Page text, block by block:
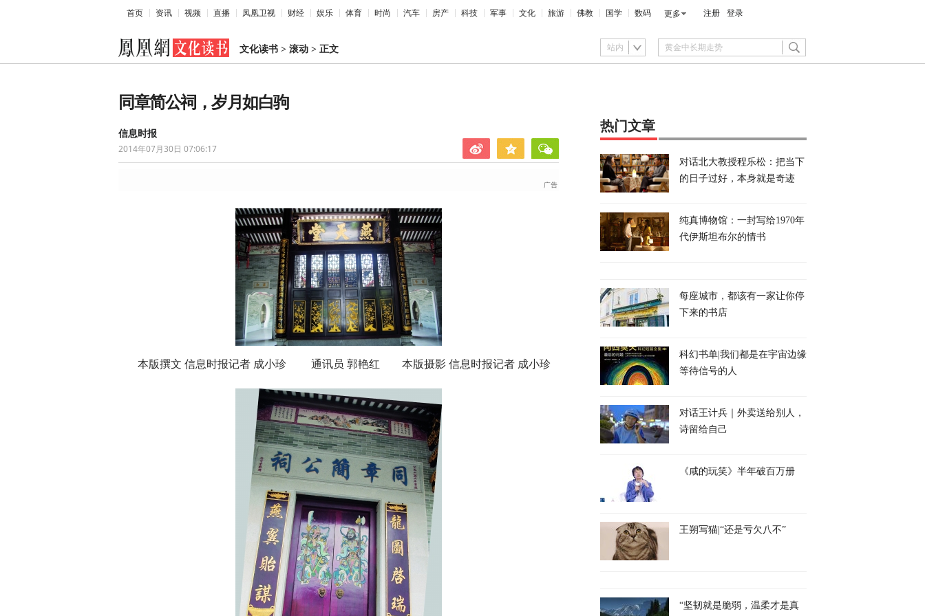
首页 资讯 视频 直播 凤凰卫视 财经 娱乐 体育 时尚 汽车 房产 科技 军事 文化 旅游 佛教 国学 数码 更多 注册 登录
文化读书 > 滚动 > 正文 站内
同章简公祠，岁月如白驹
信息时报
2014年07月30日 07:06:17
本版撰文 信息时报记者 成小珍 通讯员 郭艳红 本版摄影 信息时报记者 成小珍
热门文章
对话北大教授程乐松：把当下
的日子过好，本身就是奇迹
纯真博物馆：一封写给1970年
代伊斯坦布尔的情书
每座城市，都该有一家让你停
下来的书店
科幻书单|我们都是在宇宙边缘
等待信号的人
对话王计兵｜外卖送给别人，
诗留给自己
《咸的玩笑》半年破百万册
王朔写猫|“还是亏欠八不”
“坚韧就是脆弱，温柔才是真